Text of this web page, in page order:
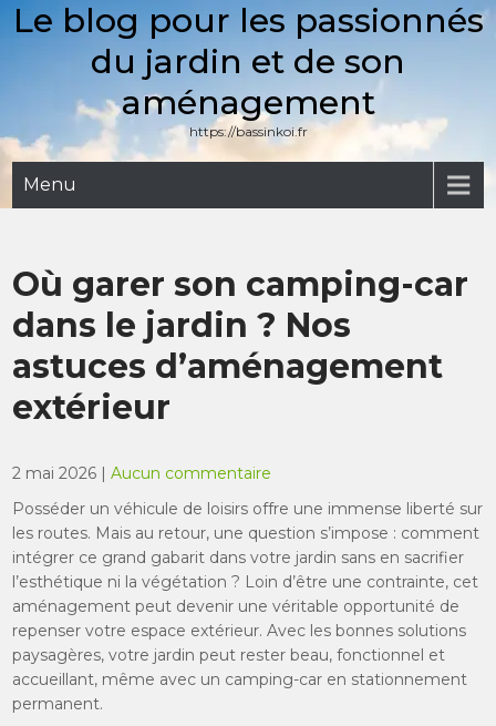
SkipLe blog pour les passionnés
du jardin et de son
aménagement
https://bassinkoi.fr
Menu
Où garer son camping-car
dans le jardin ? Nos
astuces d’aménagement
extérieur
2 mai 2026 |Aucun commentaire
Posséder un véhicule de loisirs offre une immense liberté sur
les routes. Mais au retour, une question s’impose : comment
intégrer ce grand gabarit dans votre jardin sans en sacrifier
l’esthétique ni la végétation ? Loin d’être une contrainte, cet
aménagement peut devenir une véritable opportunité de
repenser votre espace extérieur. Avec les bonnes solutions
paysagères, votre jardin peut rester beau, fonctionnel et
accueillant, même avec un camping-car en stationnement
permanent.